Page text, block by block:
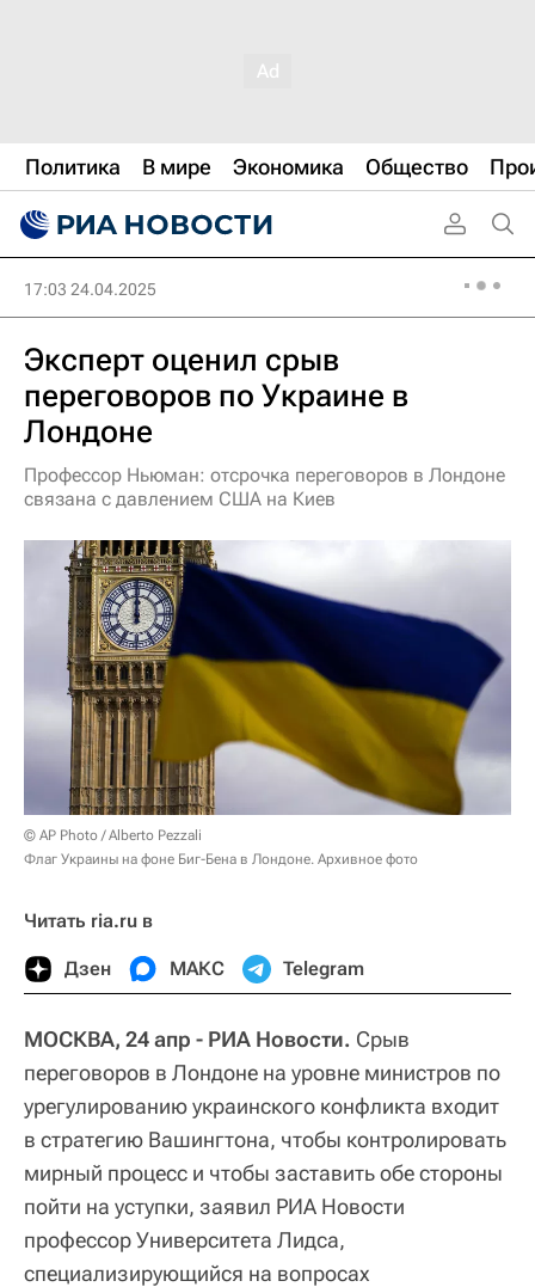
Политика В мире Экономика Общество
17:03 24.04.2025
Эксперт оценил срыв
переговоров по Украине в
Лондоне
Профессор Ньюман: отсрочка переговоров в Лондоне
связана с давлением США на Киев
© AP Photo / Alberto Pezzali
Флаг Украины на фоне Биг-Бена в Лондоне. Архивное фото
Читать ria.ru в
Дзен МАКС Telegram
МОСКВА, 24 апр - РИА Новости. Срыв
переговоров в Лондоне на уровне министров по
урегулированию украинского конфликта входит
в стратегию Вашингтона, чтобы контролировать
мирный процесс и чтобы заставить обе стороны
пойти на уступки, заявил РИА Новости
профессор Университета Лидса,
специализирующийся на вопросах